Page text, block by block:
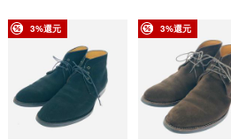
3%還元 3%還元